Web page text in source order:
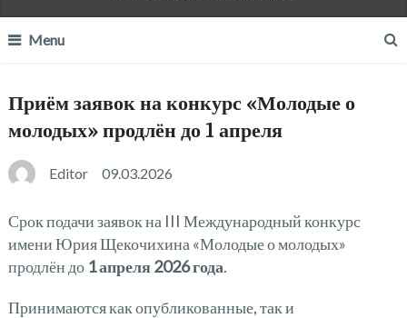
Menu
Приём заявок на конкурс «Молодые о
молодых» продлён до 1 апреля
Editor 09.03.2026
Срок подачи заявок на III Международный конкурс
имени Юрия Щекочихина «Молодые о молодых»
продлён до 1 апреля 2026 года.
Принимаются как опубликованные, так и